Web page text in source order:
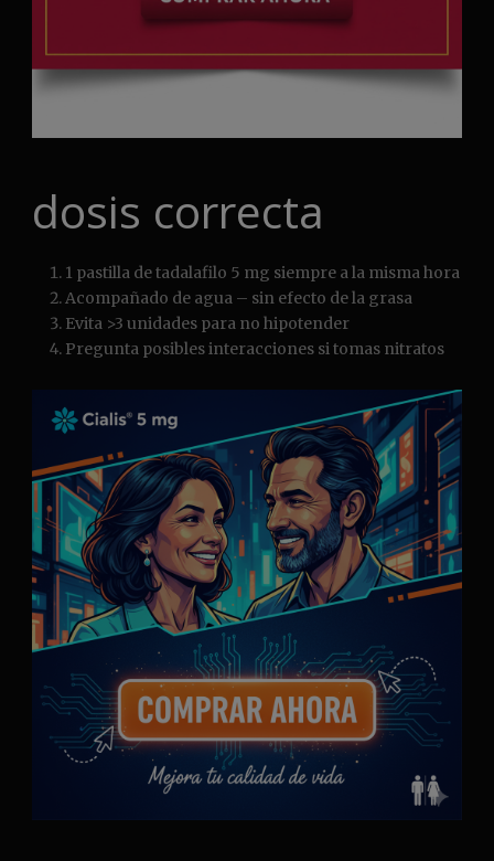
dosis correcta
1 pastilla de tadalafilo 5 mg siempre a la misma hora
Acompañado de agua – sin efecto de la grasa
Evita >3 unidades para no hipotender
Pregunta posibles interacciones si tomas nitratos